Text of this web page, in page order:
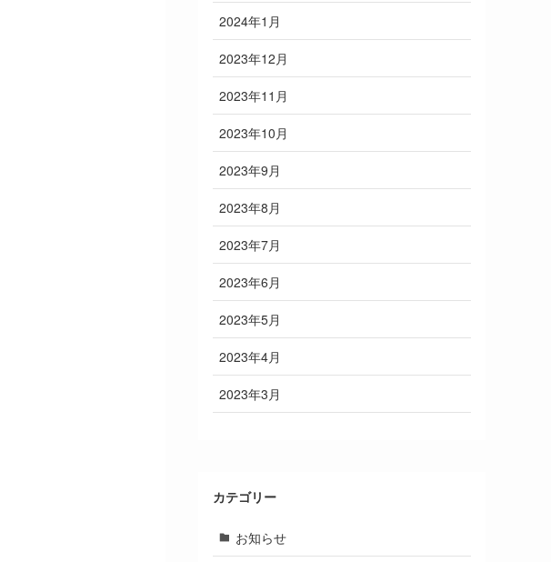
2024年1月
2023年12月
2023年11月
2023年10月
2023年9月
2023年8月
2023年7月
2023年6月
2023年5月
2023年4月
2023年3月
カテゴリー
お知らせ